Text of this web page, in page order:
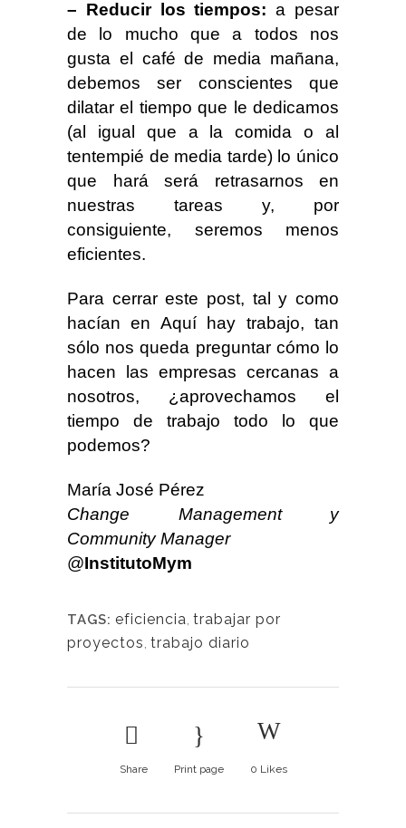
– Reducir los tiempos: a pesar
de lo mucho que a todos nos
gusta el café de media mañana,
debemos ser conscientes que
dilatar el tiempo que le dedicamos
(al igual que a la comida o al
tentempié de media tarde) lo único
que hará será retrasarnos en
nuestras tareas y, por
consiguiente, seremos menos
eficientes.
Para cerrar este post, tal y como
hacían en Aquí hay trabajo, tan
sólo nos queda preguntar cómo lo
hacen las empresas cercanas a
nosotros, ¿aprovechamos el
tiempo de trabajo todo lo que
podemos?
María José Pérez
Change Management y
Community Manager
@InstitutoMym
TAGS: eficiencia, trabajar por
proyectos, trabajo diario
Share Print page 0 Likes